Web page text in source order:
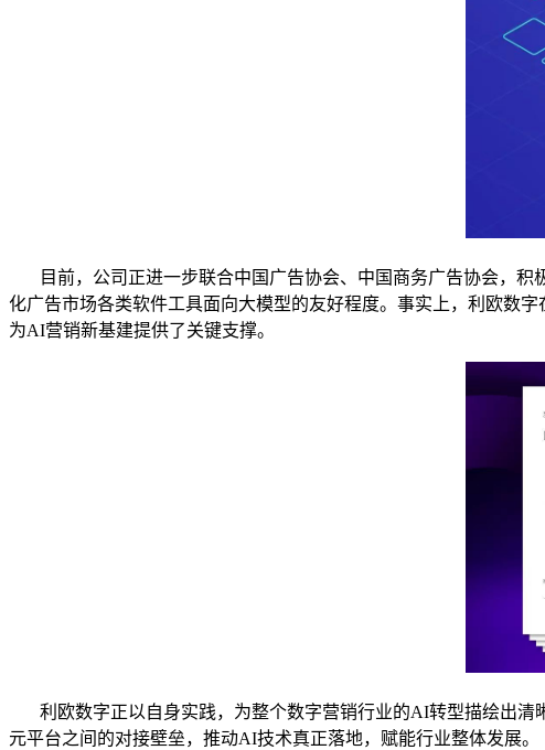
目前，公司正进一步联合中国广告协会、中国商务广告协会，积
化广告市场各类软件工具面向大模型的友好程度。事实上，利欧数
为AI营销新基建提供了关键支撑。
利欧数字正以自身实践，为整个数字营销行业的AI转型描绘出清
元平台之间的对接壁垒，推动AI技术真正落地，赋能行业整体发展。